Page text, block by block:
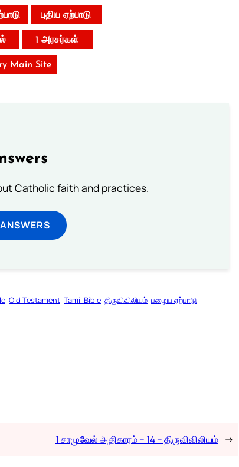
புதிய ஏற்பாடு
1 அரசர்கள்
Main Site
Catholic faith and practices.
Old Testament Tamil Bible திருவிவிலியம் பழைய ஏற்பாடு
1 சாமுவேல் அதிகாரம் – 14 – திருவிவிலியம் →